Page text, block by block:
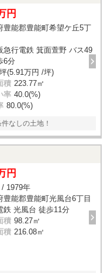
円
豊能郡豊能町希望ケ丘5丁
急行電鉄 箕面萱野 バス49
6分
(5.91万円 /坪)
積 223.77㎡
率 40.0(%)
80.0(%)
なしの土地！
円
/ 1979年
豊能郡豊能町光風台6丁目
鉄 光風台 徒歩11分
積 98.27㎡
積 216.08㎡